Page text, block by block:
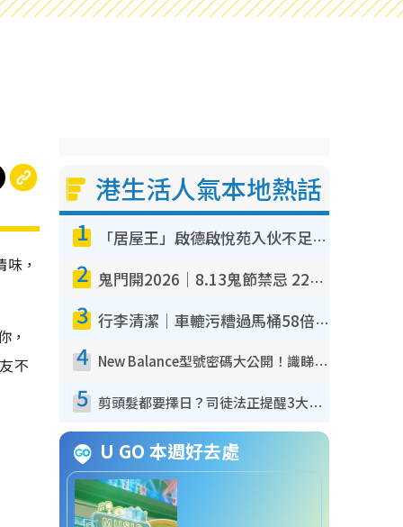
，
，
不
港生活人氣本地熱話
1 「居屋王」啟德啟悅苑入伙不足一年淪甩漏之王！插頭噴火花致大停電 多戶業主全屋家電報銷
2 鬼門開2026｜8.13鬼節禁忌 22件事唔做得！燒肉、刺身要少食？半夜勿吹口哨/打呢個電話
3 行李清潔｜車轆污糟過馬桶58倍！專家警告忌用酒精抹 教1招免污手除菌
4 New Balance型號密碼大公開！識睇2個數字買鞋秒知功能免中伏 附5大熱門鞋款
5 剪頭髮都要擇日？司徒法正提醒3大禁忌日子 隨時剪走財運！呢日剪髮恐「剪壽命」？
U GO 本週好去處